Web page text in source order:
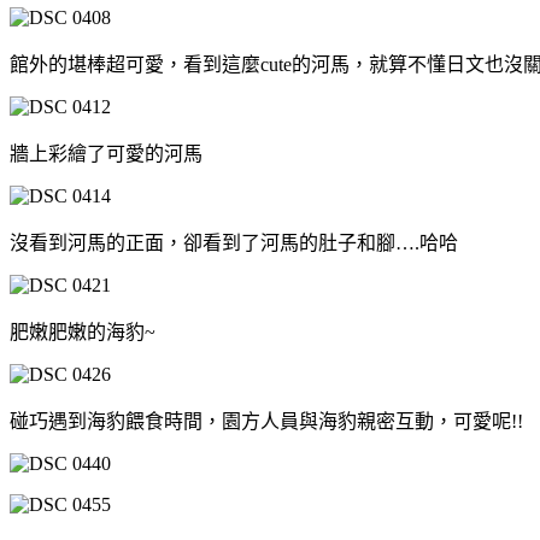
館外的堪棒超可愛，看到這麼cute的河馬，就算不懂日文也沒
牆上彩繪了可愛的河馬
沒看到河馬的正面，卻看到了河馬的肚子和腳….哈哈
肥嫩肥嫩的海豹~
碰巧遇到海豹餵食時間，園方人員與海豹親密互動，可愛呢!!